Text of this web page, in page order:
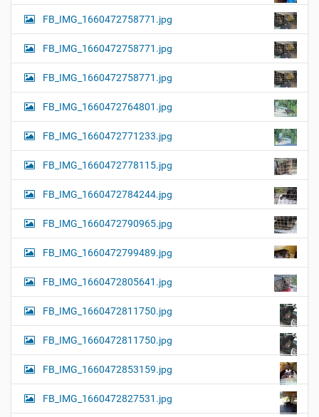
FB_IMG_1660472758771.jpg
FB_IMG_1660472758771.jpg
FB_IMG_1660472758771.jpg
FB_IMG_1660472764801.jpg
FB_IMG_1660472771233.jpg
FB_IMG_1660472778115.jpg
FB_IMG_1660472784244.jpg
FB_IMG_1660472790965.jpg
FB_IMG_1660472799489.jpg
FB_IMG_1660472805641.jpg
FB_IMG_1660472811750.jpg
FB_IMG_1660472811750.jpg
FB_IMG_1660472853159.jpg
FB_IMG_1660472827531.jpg